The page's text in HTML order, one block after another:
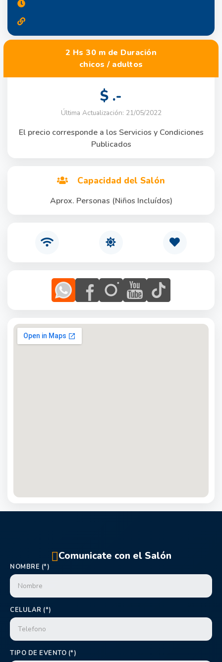
2 Hs 30 m de Duración
chicos / adultos
$ .-
Última Actualización: 21/05/2022
El precio corresponde a los Servicios y Condiciones
Publicados
Capacidad del Salón
Aprox. Personas (Niños Incluídos)
Comunicate con el Salón
NOMBRE (*)
CELULAR (*)
TIPO DE EVENTO (*)